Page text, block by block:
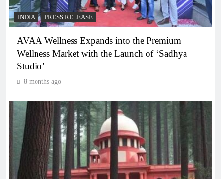
INDIA PRESS RELEASE
AVAA Wellness Expands into the Premium
Wellness Market with the Launch of ‘Sadhya
Studio’
8 months ago